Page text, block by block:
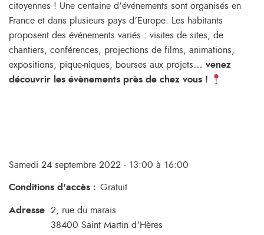
citoyennes ! Une centaine d’événements sont organisés en
France et dans plusieurs pays d’Europe. Les habitants
proposent des événements variés : visites de sites, de
chantiers, conférences, projections de films, animations,
expositions, pique-niques, bourses aux projets… venez
découvrir les évènements près de chez vous !
Samedi 24 septembre 2022 - 13:00 à 16:00
Conditions d'accès : Gratuit
Adresse
2, rue du marais
38400 Saint Martin d'Hères